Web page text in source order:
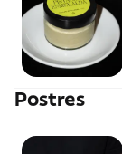
Postres